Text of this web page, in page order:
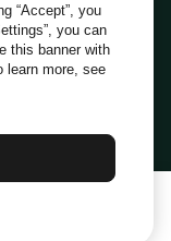
“Accept”, you
you can
this banner with
learn more, see